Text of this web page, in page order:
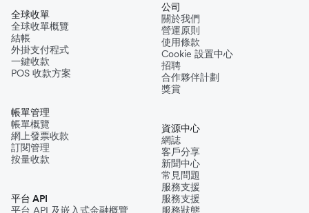
全球收單
全球收單概覽
結帳
外掛支付程式
一鍵收款
POS 收款方案
帳單管理
帳單概覽
網上發票收款
訂閱管理
按量收款
平台 API
平台 API 及嵌入式金融概覽
公司
關於我們
營運原則
使用條款
Cookie 設置中心
招聘
合作夥伴計劃
獎賞
資源中心
網誌
客戶分享
新聞中心
常見問題
服務支援
服務支援
服務狀態